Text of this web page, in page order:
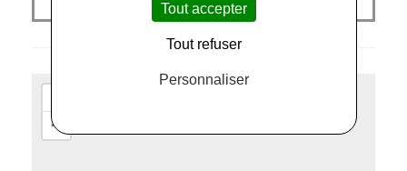
−
Tout accepter
Tout refuser
Personnaliser